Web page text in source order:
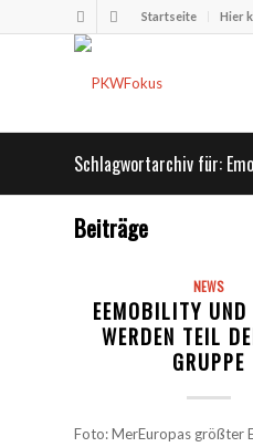
Startseite Hier
Schlagwortarchiv für:
Beiträge
NEWS
EEMOBILITY
WERDEN TEIL
GRUPPE
Foto: MerEuropas größter